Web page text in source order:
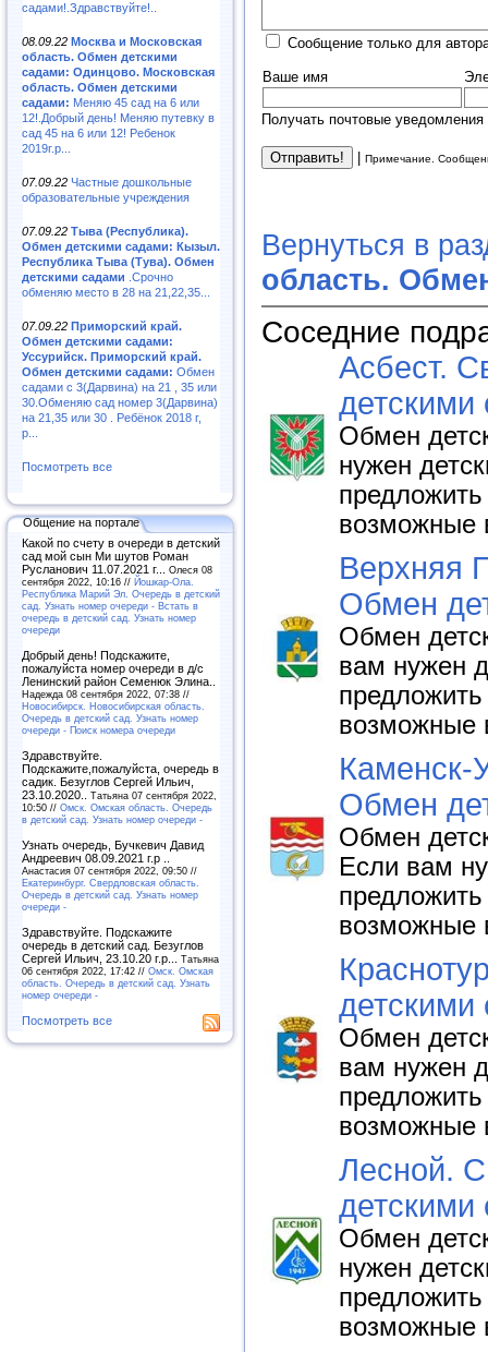
садами!.Здравствуйте!..
08.09.22 Москва и Московская
область. Обмен детскими
садами: Одинцово. Московская
область. Обмен детскими
садами: Меняю 45 сад на 6 или
12!.Добрый день! Меняю путевку в
сад 45 на 6 или 12! Ребенок
2019г.р...
07.09.22 Частные дошкольные
образовательные учреждения
07.09.22 Тыва (Республика).
Обмен детскими садами: Кызыл.
Республика Тыва (Тува). Обмен
детскими садами .Срочно
обменяю место в 28 на 21,22,35...
07.09.22 Приморский край.
Обмен детскими садами:
Уссурийск. Приморский край.
Обмен детскими садами: Обмен
садами с 3(Дарвина) на 21 , 35 или
30.Обменяю сад номер 3(Дарвина)
на 21,35 или 30 . Ребёнок 2018 г,
р...
Посмотреть все
Общение на портале
Какой по счету в очереди в детский
сад мой сын Ми шутов Роман
Русланович 11.07.2021 г... Олеся 08
сентября 2022, 10:16 // Йошкар-Ола.
Республика Марий Эл. Очередь в детский
сад. Узнать номер очереди - Встать в
очередь в детский сад. Узнать номер
очереди
Добрый день! Подскажите,
пожалуйста номер очереди в д/с
Ленинский район Семенюк Элина..
Надежда 08 сентября 2022, 07:38 //
Новосибирск. Новосибирская область.
Очередь в детский сад. Узнать номер
очереди - Поиск номера очереди
Здравствуйте.
Подскажите,пожалуйста, очередь в
садик. Безуглов Сергей Ильич,
23.10.2020.. Татьяна 07 сентября 2022,
10:50 // Омск. Омская область. Очередь
в детский сад. Узнать номер очереди -
Узнать очередь, Бучкевич Давид
Андреевич 08.09.2021 г.р ..
Анастасия 07 сентября 2022, 09:50 //
Екатеринбург. Свердловская область.
Очередь в детский сад. Узнать номер
очереди -
Здравствуйте. Подскажите
очередь в детский сад. Безуглов
Сергей Ильич, 23.10.20 г.р... Татьяна
06 сентября 2022, 17:42 // Омск. Омская
область. Очередь в детский сад. Узнать
номер очереди -
Посмотреть все
Сообщение только для
Ваше имя
Получать почтовые
Примечание.
Вернуться в
область.
Соседние
Асбест.
детскими
Обмен
нужен
возможные
Верхняя
Обмен
Обмен
вам нужен
возможные
Каменск-
Обмен
Обмен
Если вам
возможные
детскими
Обмен
вам нужен
возможные
Лесной.
детскими
Обмен
нужен
возможные